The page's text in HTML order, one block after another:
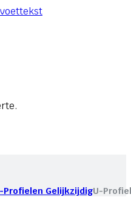
Profielen GelijkzijdigU-